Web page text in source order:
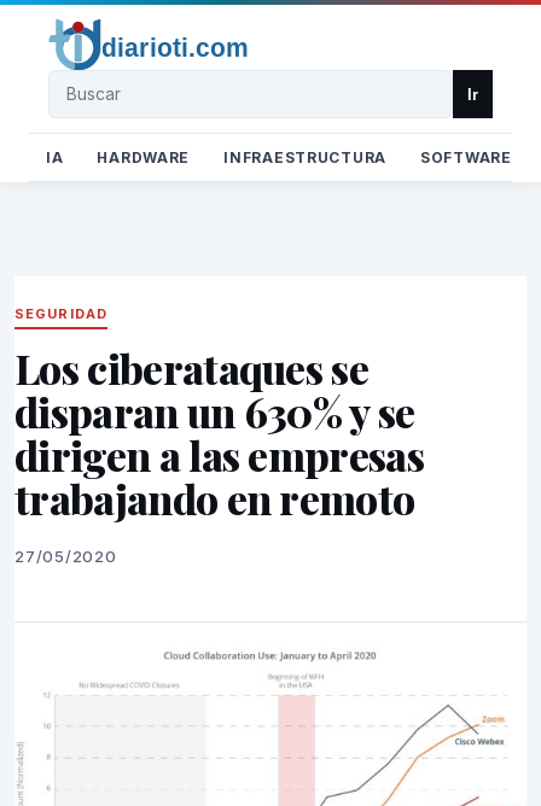
Buscar Ir
IA HARDWARE INFRAESTRUCTURA SOFTWARE
SEGURIDAD
Los ciberataques se
disparan un 630% y se
dirigen a las empresas
trabajando en remoto
27/05/2020